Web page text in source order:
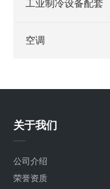
工业制冷设备配套
空调
关于我们
公司介绍
荣誉资质